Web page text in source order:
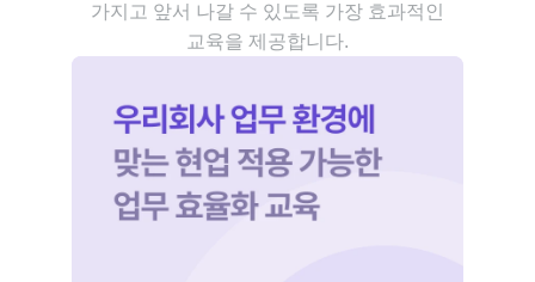
가지고 앞서 나갈 수 있도록 가장 효과적인
교육을 제공합니다.